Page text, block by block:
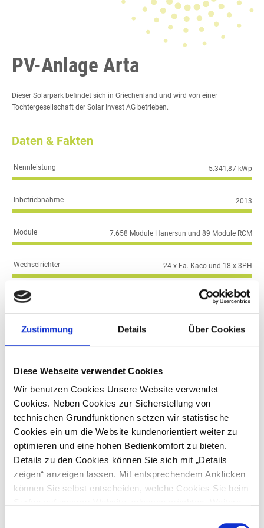
Zustimmung Details Über Cookies
Diese Webseite verwendet Cookies
Wir benutzen Cookies Unsere Website verwendet
Cookies. Neben Cookies zur Sicherstellung von
technischen Grundfunktionen setzen wir statistische
Cookies ein um die Website kundenorientiert weiter zu
optimieren und eine hohen Bedienkomfort zu bieten.
Details zu den Cookies können Sie sich mit „Details
zeigen“ anzeigen lassen. Mit entsprechendem Anklicken
können Sie selbst entscheiden, welche Cookies Sie beim
PV-Anlage Arta
Dieser Solarpark befindet sich in Griechenland und wird von einer
Tochtergesellschaft der Solar Invest AG betrieben.
Daten & Fakten
Nennleistung 5.341,87 kWp
Inbetriebnahme 2013
Module 7.658 Module Hanersun und 89 Module RCM
Wechselrichter 24 x Fa. Kaco und 18 x 3PH
Ertragsprognose pro Jahr 7.700.000 kWh